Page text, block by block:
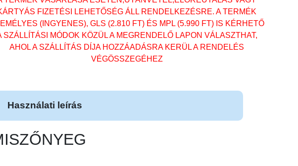
FIZETÉSI LEHETŐSÉG ÁLL RENDELKEZÉSRE. A TERMÉK
(INGYENES), GLS (2.810 FT) ÉS MPL (5.990 FT) IS KÉRHETŐ
SZÁLLÍTÁSI MÓDOK KÖZÜL A MEGRENDELŐ LAPON VÁLASZTHAT,
AHOL A SZÁLLÍTÁS DÍJA HOZZÁADÁSRA KERÜL A RENDELÉS
VÉGÖSSZEGÉHEZ
Használati leírás